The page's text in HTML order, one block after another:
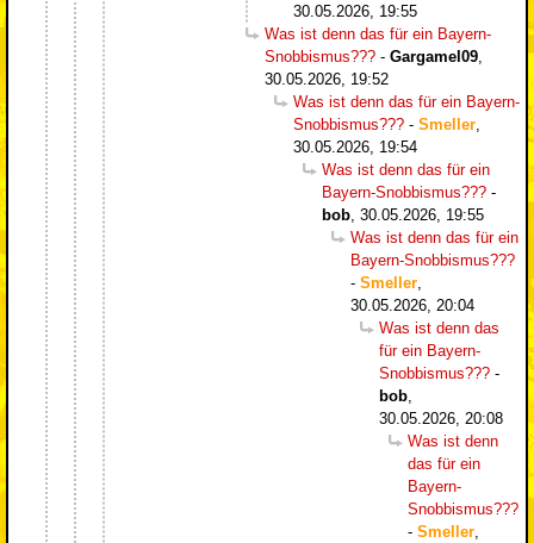
30.05.2026, 19:55
Was ist denn das für ein Bayern-
Snobbismus??? - Gargamel09
30.05.2026, 19:52
Was ist denn das für ein Bayern-
Snobbismus??? - Smeller
30.05.2026, 19:54
Was ist denn das für ein
Bayern-Snobbismus??? -
bob 30.05.2026, 19:55
Was ist denn das für ein
Bayern-Snobbismus???
- Smeller
30.05.2026, 20:04
Was ist denn das
für ein Bayern-
Snobbismus??? -
bob
30.05.2026, 20:08
Was ist denn
das für ein
Bayern-
Snobbismus???
- Smeller